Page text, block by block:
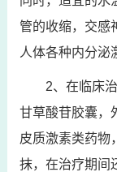
管的收缩，交感
人体各种内分泌
2、在临床
甘草酸苷胶囊，
皮质激素类药物
抹，在治疗期间